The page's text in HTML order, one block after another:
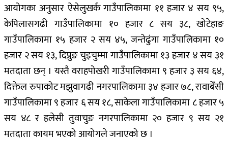
आयोगका अनुसार ऐसेलुखर्क गाउँपालिकामा ११ हजार ४ सय ९५,
केपिलासगढी गाउँपालिकामा १० हजार ८ सय ३८, खोटेहाङ
गाउँपालिकामा १५ हजार २ सय ४५, जन्तेढुंगा गाउँपालिकामा १०
हजार २ सय १३, दिप्रुङ चुइचुम्मा गाउँपालिकामा १३ हजार ४ सय ३१
मतदाता छन् ।यस्तै वराहपोखरी गाउँपालिकामा ९ हजार ३ सय ६४,
दिक्तेल रुपाकोट मझुवागढी नगरपालिकामा ३४ हजार ७८, रावाबेँसी
गाउँपालिकामा ९ हजार ६ सय १८, साकेला गाउँपालिकामा ८ हजार ५
सय ४८ र हलेसी तुवाचुङ नगरपालिकामा २० हजार ९ सय २१
मतदाता कायम भएको आयोगले जनाएको छ ।